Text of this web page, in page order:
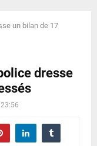
un bilan de 17
dresse